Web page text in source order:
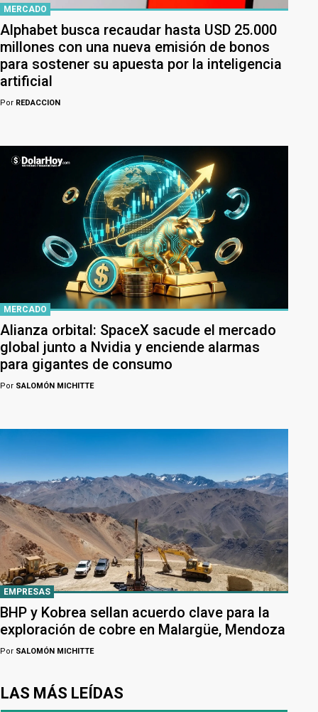
MERCADO
Alphabet busca recaudar hasta USD 25.000
millones con una nueva emisión de bonos
para sostener su apuesta por la inteligencia
artificial
Por REDACCION
MERCADO
Alianza orbital: SpaceX sacude el mercado
global junto a Nvidia y enciende alarmas
para gigantes de consumo
Por SALOMÓN MICHITTE
EMPRESAS
BHP y Kobrea sellan acuerdo clave para la
exploración de cobre en Malargüe, Mendoza
Por SALOMÓN MICHITTE
LAS MÁS LEÍDAS